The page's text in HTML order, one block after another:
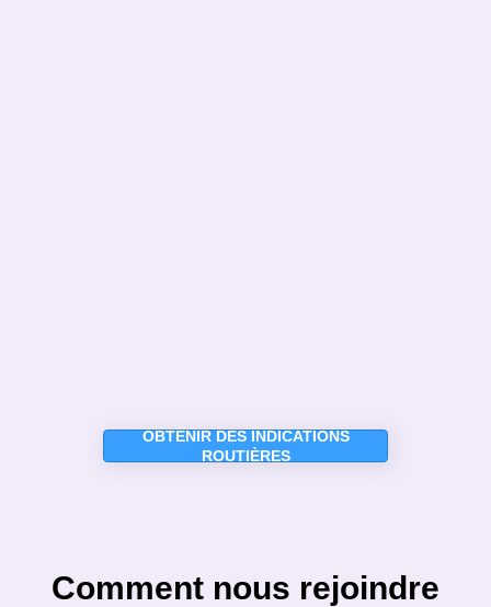
OBTENIR DES INDICATIONS
ROUTIÈRES
Comment nous rejoindre